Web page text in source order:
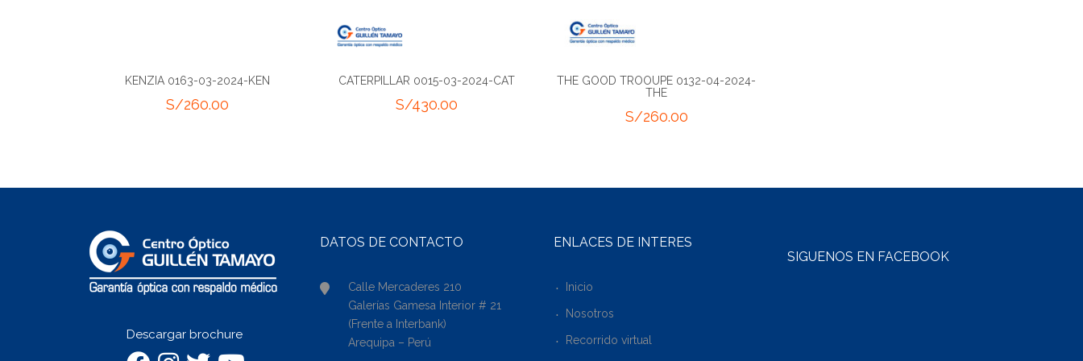
KENZIA 0163-03-2024-KEN
S/260.00
CATERPILLAR 0015-03-2024-CAT
S/430.00
THE GOOD TROOUPE 0132-04-2024-
THE
S/260.00
Descargar brochure
DATOS DE CONTACTO
Calle Mercaderes 210
Galerías Gamesa Interior # 21
(Frente a Interbank)
Arequipa – Perú
ENLACES DE INTERÉS
Inicio
Nosotros
Recorrido virtual
SÍGUENOS EN FACEBOOK